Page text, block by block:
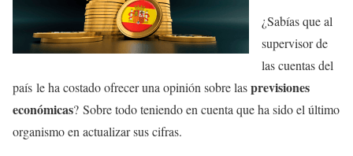
¿Sabías que al
supervisor de
las cuentas del
país le ha costado ofrecer una opinión sobre lasprevisiones
económicas? Sobre todo teniendo en cuenta que ha sido el último
organismo en actualizar sus cifras.